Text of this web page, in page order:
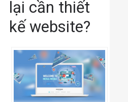
lại cần thiết
kế website?